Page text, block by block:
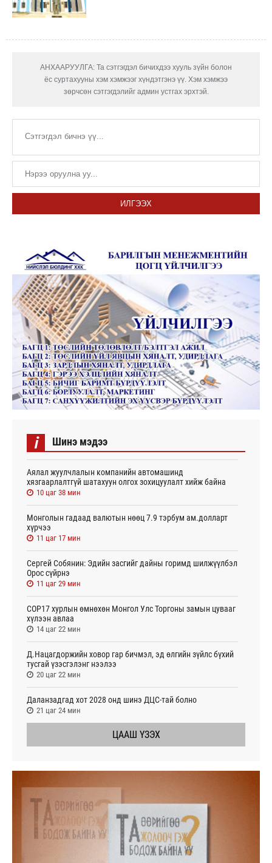
АНХААРУУЛГА: Та сэтгэгдэл бичихдээ хууль зүйн болон
ёс суртахууны хэм хэмжээг хүндэтгэнэ үү. Хэм хэмжээ
зөрчсөн сэтгэгдэлийг админ устгах эрхтэй.
ИЛГЭЭХ
i Шинэ мэдээ
Аялал жуулчлалын компанийн автомашинд
хязгаарлалтгүй шатахуун олгох зохицуулалт хийж байна
10 цаг 38 мин
Монголын гадаад валютын нөөц 7.9 тэрбум ам.долларт
хүрчээ
11 цаг 17 мин
Сергей Собянин: Эдийн засгийг дайны горимд шилжүүлбэл
Орос сүйрнэ
11 цаг 29 мин
COP17 хурлын өмнөхөн Монгол Улс Торгоны замын цувааг
хүлээн авлаа
14 цаг 22 мин
Д.Нацагдоржийн ховор гар бичмэл, эд өлгийн зүйлс бүхий
тусгай үзэсгэлэнг нээлээ
20 цаг 22 мин
Даланзадгад хот 2028 онд шинэ ДЦС-тай болно
21 цаг 24 мин
ЦААШ ҮЗЭХ